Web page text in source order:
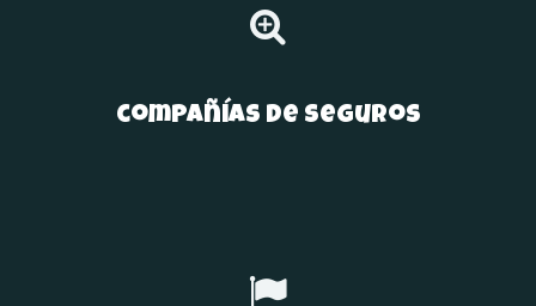
compañías de seguros